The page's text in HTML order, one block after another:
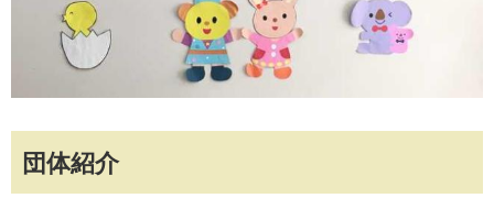
団体紹介